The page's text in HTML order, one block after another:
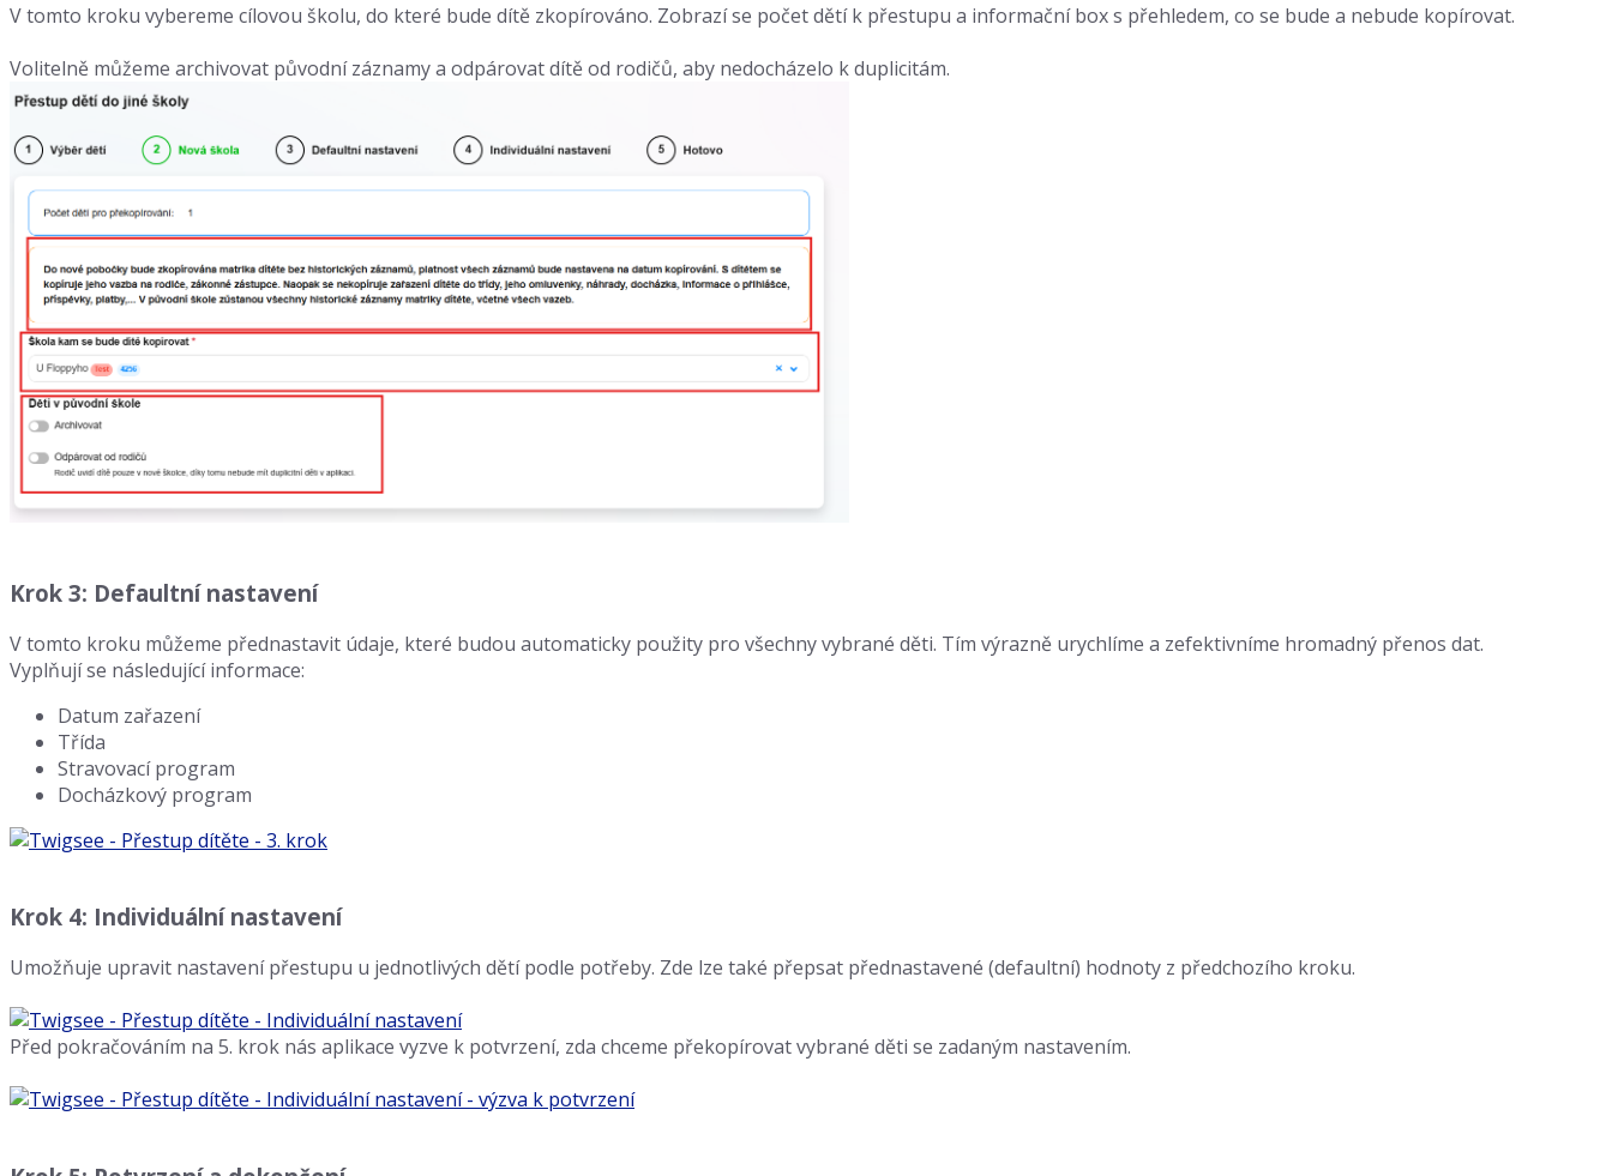
V tomto kroku vybereme cílovou školu, do které bude dítě zkopírováno. Zobrazí se počet dětí k přestupu a informační box s přehledem, co se bude a nebude kopírovat.
Volitelně můžeme archivovat původní záznamy a odpárovat dítě od rodičů, aby nedocházelo k duplicitám.
Krok 3: Defaultní nastavení
V tomto kroku můžeme přednastavit údaje, které budou automaticky použity pro všechny vybrané děti. Tím výrazně urychlíme a zefektivníme hromadný přenos dat.
Vyplňují se následující informace:
Datum zařazení
Třída
Stravovací program
Docházkový program
Krok 4: Individuální nastavení
Umožňuje upravit nastavení přestupu u jednotlivých dětí podle potřeby. Zde lze také přepsat přednastavené (defaultní) hodnoty z předchozího kroku.
Před pokračováním na 5. krok nás aplikace vyzve k potvrzení, zda chceme překopírovat vybrané děti se zadaným nastavením.